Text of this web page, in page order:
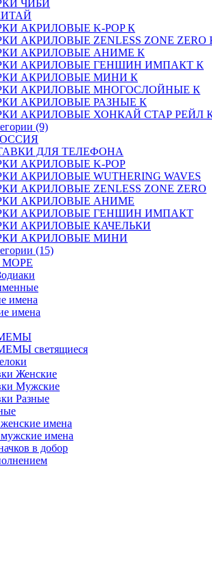
ЧИБИ
АКРИЛОВЫЕ K-POP К
АКРИЛОВЫЕ ZENLESS ZONE ZERO
АКРИЛОВЫЕ АНИМЕ К
АКРИЛОВЫЕ ГЕНШИН ИМПАКТ К
АКРИЛОВЫЕ МИНИ К
АКРИЛОВЫЕ МНОГОСЛОЙНЫЕ К
АКРИЛОВЫЕ РАЗНЫЕ К
АКРИЛОВЫЕ ХОНКАЙ СТАР РЕЙЛ
(9)
ДЛЯ ТЕЛЕФОНА
АКРИЛОВЫЕ K-POP
АКРИЛОВЫЕ WUTHERING WAVES
АКРИЛОВЫЕ ZENLESS ZONE ZERO
АКРИЛОВЫЕ АНИМЕ
АКРИЛОВЫЕ ГЕНШИН ИМПАКТ
АКРИЛОВЫЕ КАЧЕЛЬКИ
АКРИЛОВЫЕ МИНИ
(15)
имена
имена
МЕМЫ
светящиеся
Женские
Мужские
Разные
имена
имена
в добор